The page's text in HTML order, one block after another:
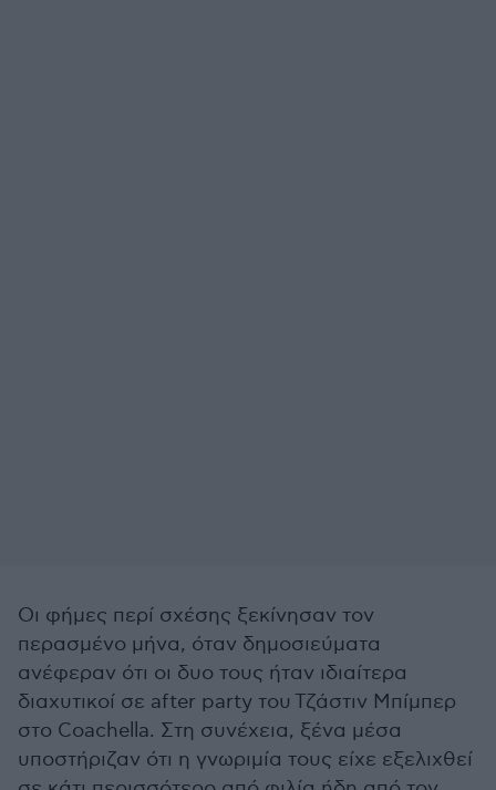
Οι φήμες περί σχέσης ξεκίνησαν τον
περασμένο μήνα, όταν δημοσιεύματα
ανέφεραν ότι οι δυο τους ήταν ιδιαίτερα
διαχυτικοί σε after party του Τζάστιν Μπίμπερ
στο Coachella. Στη συνέχεια, ξένα μέσα
υποστήριζαν ότι η γνωριμία τους είχε εξελιχθεί